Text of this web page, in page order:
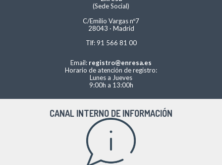
(Sede Social)
C/Emilio Vargas nº7
28043 · Madrid
Tlf: 91 566 81 00
Email: registro@enresa.es
Horario de atención de registro:
Lunes a Jueves
9:00h a 13:00h
CANAL INTERNO DE INFORMACIÓN